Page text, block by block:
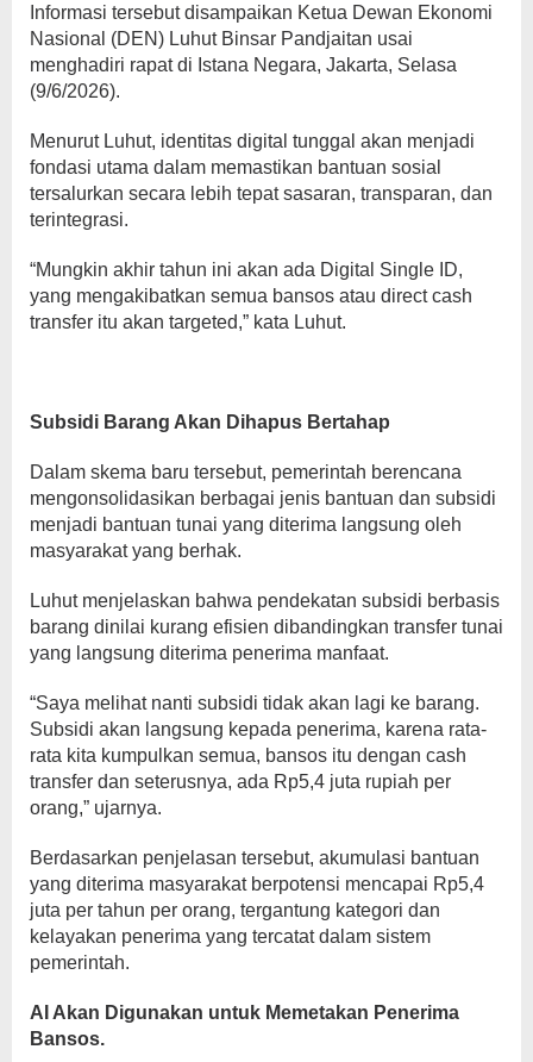
Informasi tersebut disampaikan Ketua Dewan Ekonomi
Nasional (DEN) Luhut Binsar Pandjaitan usai
menghadiri rapat di Istana Negara, Jakarta, Selasa
(9/6/2026).
Menurut Luhut, identitas digital tunggal akan menjadi
fondasi utama dalam memastikan bantuan sosial
tersalurkan secara lebih tepat sasaran, transparan, dan
terintegrasi.
“Mungkin akhir tahun ini akan ada Digital Single ID,
yang mengakibatkan semua bansos atau direct cash
transfer itu akan targeted,” kata Luhut.
Subsidi Barang Akan Dihapus Bertahap
Dalam skema baru tersebut, pemerintah berencana
mengonsolidasikan berbagai jenis bantuan dan subsidi
menjadi bantuan tunai yang diterima langsung oleh
masyarakat yang berhak.
Luhut menjelaskan bahwa pendekatan subsidi berbasis
barang dinilai kurang efisien dibandingkan transfer tunai
yang langsung diterima penerima manfaat.
“Saya melihat nanti subsidi tidak akan lagi ke barang.
Subsidi akan langsung kepada penerima, karena rata-
rata kita kumpulkan semua, bansos itu dengan cash
transfer dan seterusnya, ada Rp5,4 juta rupiah per
orang,” ujarnya.
Berdasarkan penjelasan tersebut, akumulasi bantuan
yang diterima masyarakat berpotensi mencapai Rp5,4
juta per tahun per orang, tergantung kategori dan
kelayakan penerima yang tercatat dalam sistem
pemerintah.
AI Akan Digunakan untuk Memetakan Penerima
Bansos.